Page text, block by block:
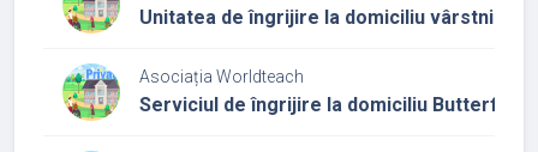
Unitatea de îngrijire la domiciliu vârstnici
Asociația Worldteach
Serviciul de îngrijire la domiciliu Butterfly